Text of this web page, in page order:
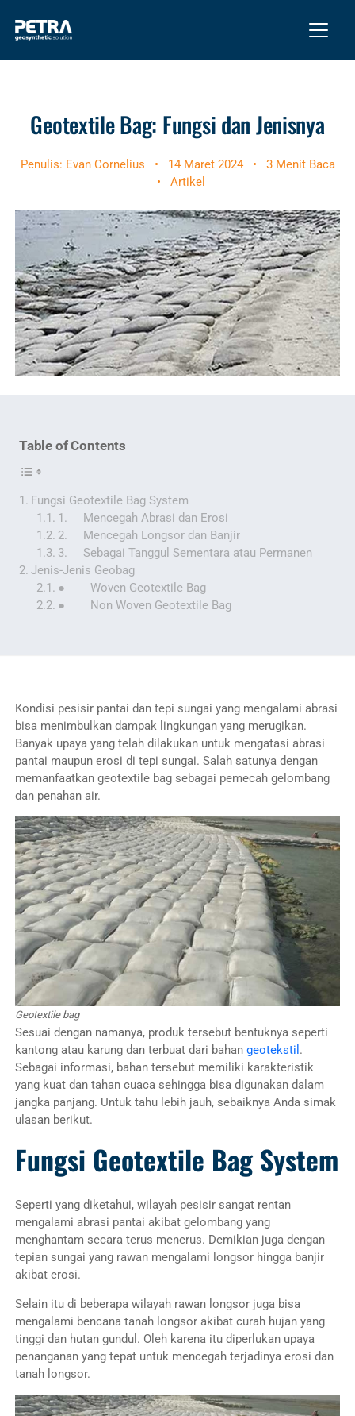
Geotextile Bag: Fungsi dan Jenisnya
Penulis: Evan Cornelius • 14 Maret 2024 •
3 Menit Baca
•
Artikel
Table of Contents
Fungsi Geotextile Bag System
1. Mencegah Abrasi dan Erosi
2. Mencegah Longsor dan Banjir
3. Sebagai Tanggul Sementara atau Permanen
Jenis-Jenis Geobag
● Woven Geotextile Bag
● Non Woven Geotextile Bag
Kondisi pesisir pantai dan tepi sungai yang mengalami abrasi
bisa menimbulkan dampak lingkungan yang merugikan.
Banyak upaya yang telah dilakukan untuk mengatasi abrasi
pantai maupun erosi di tepi sungai. Salah satunya dengan
memanfaatkan geotextile bag sebagai pemecah gelombang
dan penahan air.
Geotextile bag
Sesuai dengan namanya, produk tersebut bentuknya seperti
kantong atau karung dan terbuat dari bahan geotekstil .
Sebagai informasi, bahan tersebut memiliki karakteristik
yang kuat dan tahan cuaca sehingga bisa digunakan dalam
jangka panjang. Untuk tahu lebih jauh, sebaiknya Anda simak
ulasan berikut.
Fungsi Geotextile Bag System
Seperti yang diketahui, wilayah pesisir sangat rentan
mengalami abrasi pantai akibat gelombang yang
menghantam secara terus menerus. Demikian juga dengan
tepian sungai yang rawan mengalami longsor hingga banjir
akibat erosi.
Selain itu di beberapa wilayah rawan longsor juga bisa
mengalami bencana tanah longsor akibat curah hujan yang
tinggi dan hutan gundul. Oleh karena itu diperlukan upaya
penanganan yang tepat untuk mencegah terjadinya erosi dan
tanah longsor.